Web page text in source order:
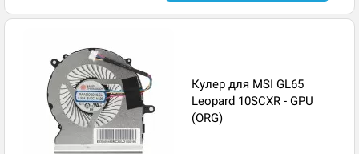
Кулер для MSI GL65
Leopard 10SCXR - GPU
(ORG)